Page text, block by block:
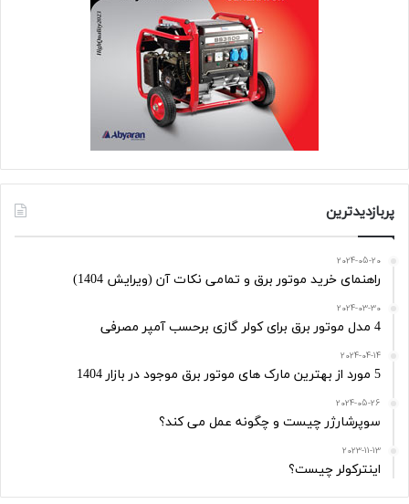
پربازدیدترین
2024-05-20
راهنمای خرید موتور برق و تمامی نکات آن (ویرایش 1404)
2024-03-30
4 مدل موتور برق برای کولر گازی برحسب آمپر مصرفی
2024-04-14
5 مورد از بهترین مارک های موتور برق موجود در بازار 1404
2024-05-26
سوپرشارژر چیست و چگونه عمل می کند؟
2023-11-13
اینترکولر چیست؟